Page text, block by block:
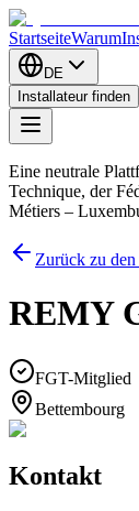
StartseiteWarum
DE
Installateur finden
Eine neutrale
Technique, der
Métiers –
Zurück zu
REMY
FGT-Mitglied
Bettembourg
Kontakt